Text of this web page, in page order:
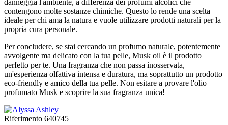
danneggia l'ambiente, a differenza dei profumi alcolici che
contengono molte sostanze chimiche. Questo lo rende una scelta
ideale per chi ama la natura e vuole utilizzare prodotti naturali per la
propria cura personale.
Per concludere, se stai cercando un profumo naturale, potentemente
avvolgente ma delicato con la tua pelle, Musk oil è il prodotto
perfetto per te. Una fragranza che non passa inosservata,
un'esperienza olfattiva intensa e duratura, ma soprattutto un prodotto
eco-friendly e amico della tua pelle. Non esitare a provare l'olio
profumato Musk e scoprire la sua fragranza unica!
Riferimento 640745